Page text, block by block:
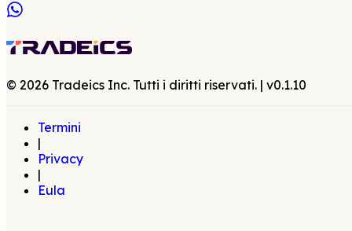
© 2026 Tradeics Inc. Tutti i diritti riservati. | v0.1.10
Termini
|
Privacy
|
Eula